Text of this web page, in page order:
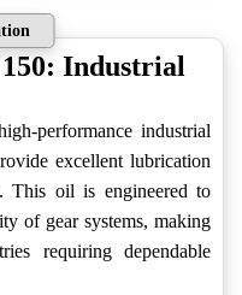
Industrial
performance industrial
excellent lubrication
This oil is engineered to
of gear systems, making
requiring dependable